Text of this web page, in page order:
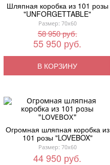
Шляпная коробка из 101 розы
"UNFORGETTABLE"
Размер: 70x60
58 950 руб.
55 950 руб.
В КОРЗИНУ
Огромная шляпная коробка из
101 розы "LOVEBOX"
Размер: 70x60
44 950 руб.